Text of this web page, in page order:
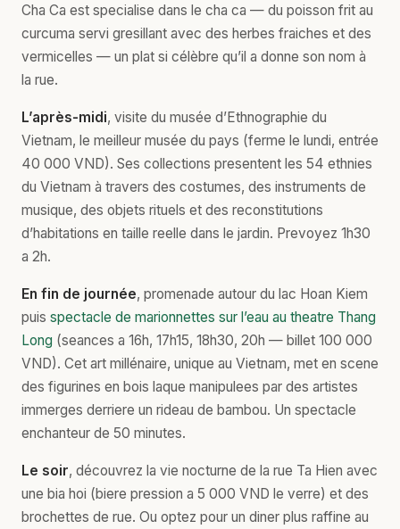
Cha Ca est specialise dans le cha ca — du poisson frit au
curcuma servi gresillant avec des herbes fraiches et des
vermicelles — un plat si célèbre qu’il a donne son nom à
la rue.
L’après-midi, visite du musée d’Ethnographie du
Vietnam, le meilleur musée du pays (ferme le lundi, entrée
40 000 VND). Ses collections presentent les 54 ethnies
du Vietnam à travers des costumes, des instruments de
musique, des objets rituels et des reconstitutions
d’habitations en taille reelle dans le jardin. Prevoyez 1h30
a 2h.
En fin de journée, promenade autour du lac Hoan Kiem
puis spectacle de marionnettes sur l’eau au theatre Thang
Long (seances a 16h, 17h15, 18h30, 20h — billet 100 000
VND). Cet art millénaire, unique au Vietnam, met en scene
des figurines en bois laque manipulees par des artistes
immerges derriere un rideau de bambou. Un spectacle
enchanteur de 50 minutes.
Le soir, découvrez la vie nocturne de la rue Ta Hien avec
une bia hoi (biere pression a 5 000 VND le verre) et des
brochettes de rue. Ou optez pour un diner plus raffine au